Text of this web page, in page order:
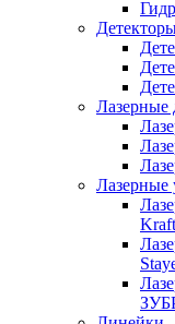
Лазерные
Лазерные